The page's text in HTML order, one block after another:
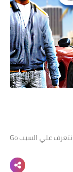
لعبة اليوم تعد من احد افضل العاب السباق دعونا نتعرف علي السبب Go